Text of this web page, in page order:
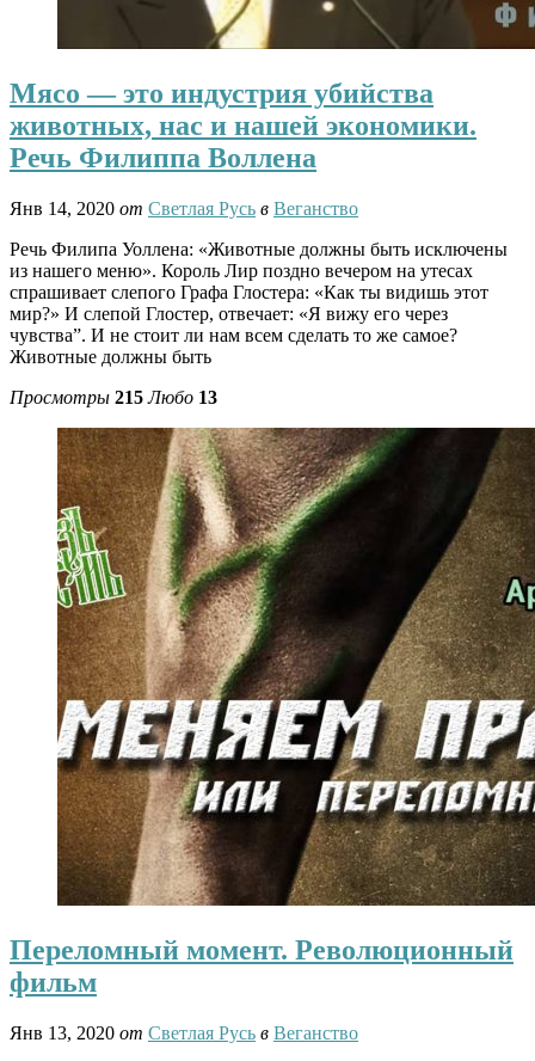
Мясо — это индустрия убийства
животных, нас и нашей экономики.
Речь Филиппа Воллена
Янв 14, 2020 от Светлая Русь в Веганство
Речь Филипа Уоллена: «Животные должны быть исключены
из нашего меню». Король Лир поздно вечером на утесах
спрашивает слепого Графа Глостера: «Как ты видишь этот
мир?» И слепой Глостер, отвечает: «Я вижу его через
чувства”. И не стоит ли нам всем сделать то же самое?
Животные должны быть
Просмотры 215 Любо 13
Переломный момент. Революционный
фильм
Янв 13, 2020 от Светлая Русь в Веганство